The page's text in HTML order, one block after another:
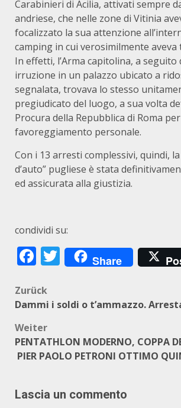
Carabinieri di Acilia, attivati sempre
andriese, che nelle zone di Vitinia
focalizzato la sua attenzione
camping in cui verosimilmente
In effetti, l’Arma capitolina, a seguito
irruzione in un palazzo ubicato a
segnalata, trovava lo stesso
pregiudicato del luogo, a sua volta
Procura della Repubblica di Roma per
favoreggiamento personale.
Con i 13 arresti complessivi, quindi,
d’auto” pugliese è stata
ed assicurata alla giustizia.
condividi su:
Facebook
Twitter
Share
Beitragsnavigation
Zurück
Dammi i soldi o t’ammazzo.
Weiter
PENTATHLON MODERNO, COPPA
PIER PAOLO PETRONI OTTIMO
Lascia un commento